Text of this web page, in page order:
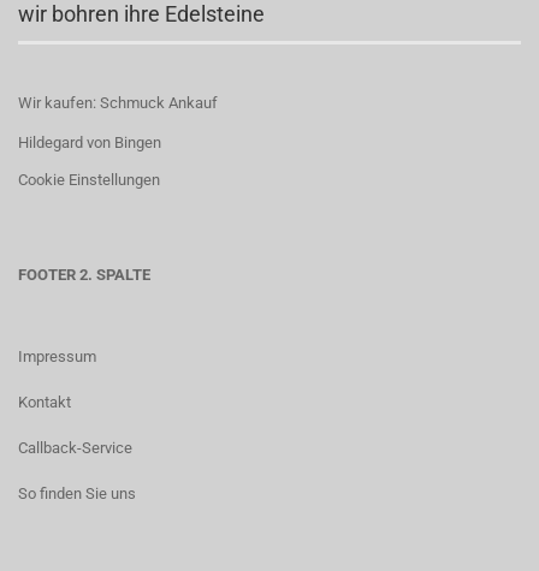
wir bohren ihre Edelsteine
Wir kaufen: Schmuck Ankauf
Hildegard von Bingen
Cookie Einstellungen
FOOTER 2. SPALTE
Impressum
Kontakt
Callback-Service
So finden Sie uns